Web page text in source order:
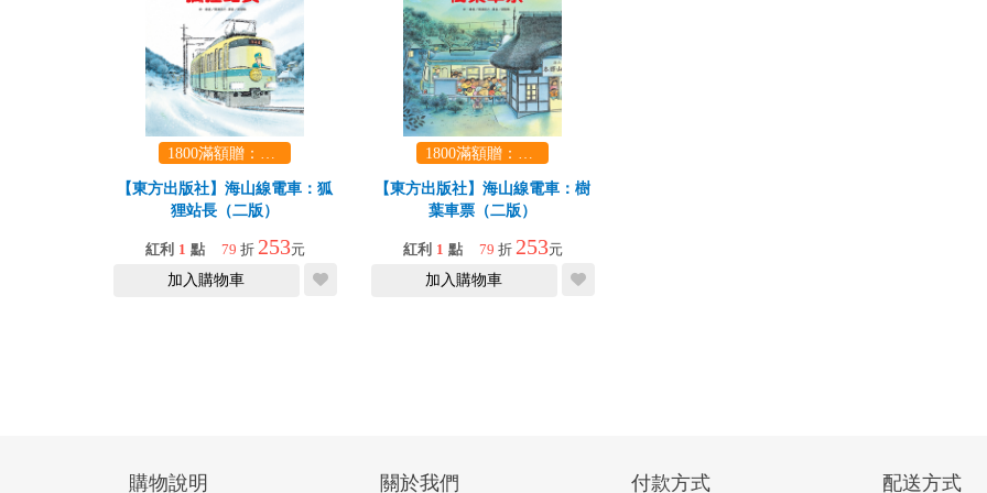
1800滿額贈：口袋玩具一份（隨機出貨） (summer read)
【東方出版社】海山線電車：狐
狸站長（二版）
紅利 1 點 79 折 253元
加入購物車
1800滿額贈：口袋玩具一份（隨機出貨） (summer read)
【東方出版社】海山線電車：樹
葉車票（二版）
紅利 1 點 79 折 253元
加入購物車
購物說明 關於我們 付款方式 配送方式